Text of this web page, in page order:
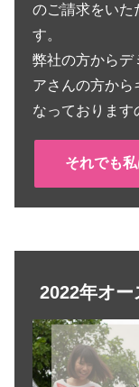
のご請求をいた
す。
弊社の方からデ
アさんの方から
なっております
それでも
2022年オー